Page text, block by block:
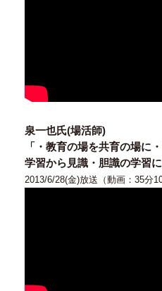
泉一也氏(場活師)
「・教育の場を共育の場に
学習から見識・胆識の学習に
2013/6/28(金)放送（動画：35分10